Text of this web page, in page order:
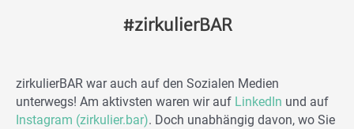
#zirkulierBAR
zirkulierBAR war auch auf den Sozialen Medien
unterwegs! Am aktivsten waren wir auf LinkedIn und auf
Instagram (zirkulier.bar). Doch unabhängig davon, wo Sie